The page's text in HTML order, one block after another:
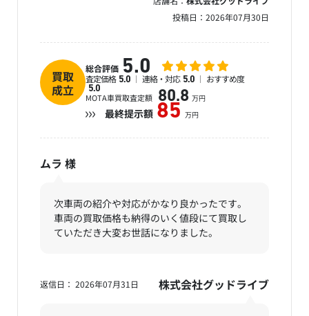
投稿日： 2026年07月30日
買取
成立
総合評価 5.0
査定価格 5.0 連絡・対応 5.0 おすすめ度
5.0
MOTA車買取査定額 80.8 万円
最終提示額 85 万円
ムラ 様
次車両の紹介や対応がかなり良かったです。
車両の買取価格も納得のいく値段にて買取し
ていただき大変お世話になりました。
株式会社グッドライブ
返信日： 2026年07月31日